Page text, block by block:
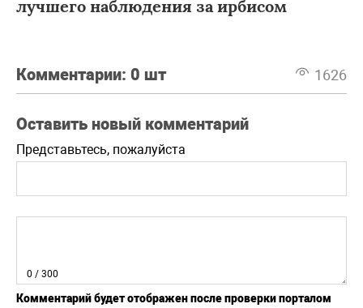
лучшего наблюдения за ирбисом
Комментарии: 0 шт 1626
Оставить новый комментарий
Представьтесь, пожалуйста
0 / 300
Комментарий будет отображен после проверки порталом